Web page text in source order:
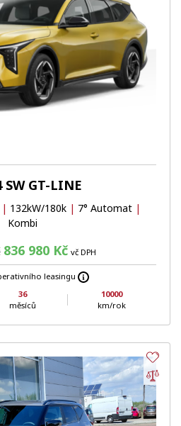
SW GT-LINE
| 132kW/180k | 7° Automat |
Kombi
836 980 Kč vč DPH
leasingu
36
měsíců
10000
km/rok